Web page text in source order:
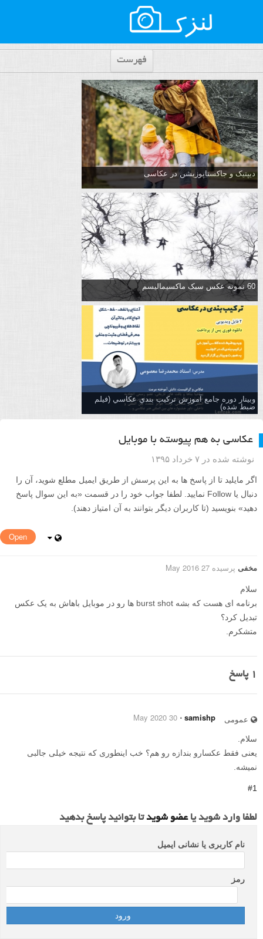
فهرست
دیپتیک و جاکستا‌پوزیشن در عکاسی
60 نمونه عکس سبک ماکسیمالیسم
وبینار دوره جامع آموزش تركيب بندي عكاسي (فیلم
ضبط شده)
عکاسی به هم پیوسته با موبایل
نوشته شده در ۷ خرداد ۱۳۹۵
اگر مایلید تا از پاسخ ها به این پرسش از طریق ایمیل مطلع شوید، آن را
دنبال یا Follow نمایید. لطفا جواب خود را در قسمت «به این سوال پاسخ
دهید» بنویسید (تا کاربران دیگر بتوانند به آن امتیاز دهند).
Open
مخفی پرسیده 27 May 2016
سلام
برنامه ای هست که بشه burst shot ها رو در موبایل باهاش به یک عکس
تبدیل کرد؟
متشکرم.
1 پاسخ
عمومی samishp
⋅
30 May 2020
سلام.
یعنی فقط عکسارو بندازه رو هم؟ خب اینطوری که نتیجه خیلی جالبی
نمیشه.
#1
لطفا وارد شوید یاعضو شویدتا بتوانید پاسخ بدهید
نام کاربری یا نشانی ایمیل
رمز